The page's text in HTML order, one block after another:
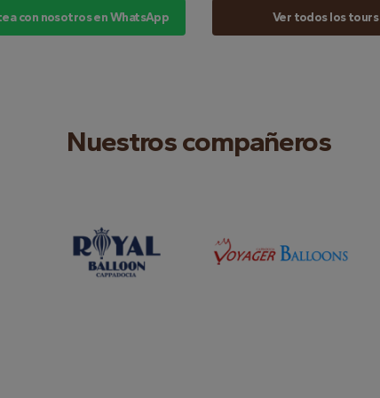
con nosotros en WhatsApp Ver todos los tours
Nuestros compañeros